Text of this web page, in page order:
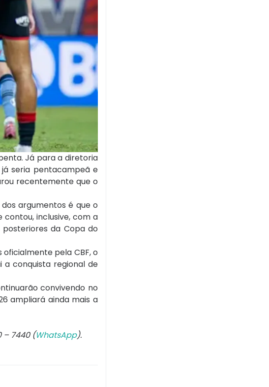
Já para a diretoria
seria pentacampeã e
recentemente que o
argumentos é que o
contou, inclusive, com a
da Copa do
pela CBF, o
conquista regional de
convivendo no
ampliará ainda mais a
– 7440 (WhatsApp).